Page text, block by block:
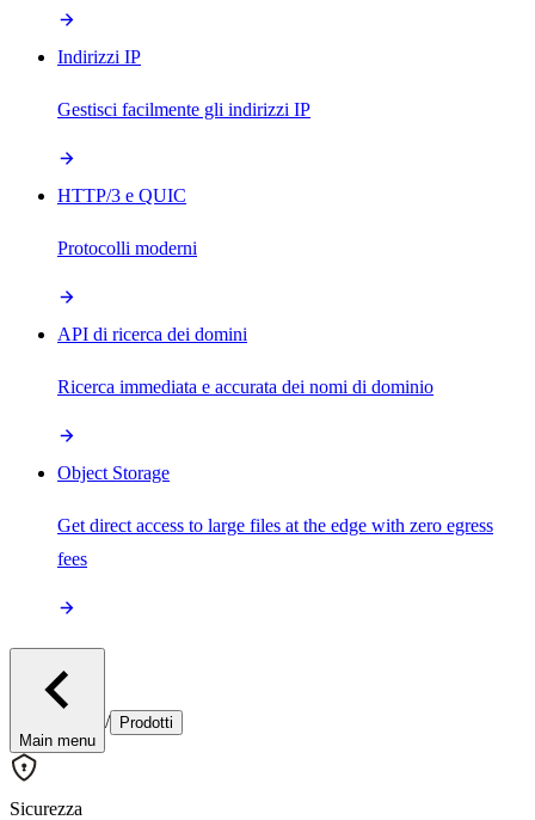
Indirizzi IP
Gestisci facilmente gli indirizzi IP
HTTP/3 e QUIC
Protocolli moderni
API di ricerca dei domini
Ricerca immediata e accurata dei nomi di dominio
Object Storage
Get direct access to large files at the edge with zero egress
fees
Main menu
/ Prodotti
Sicurezza